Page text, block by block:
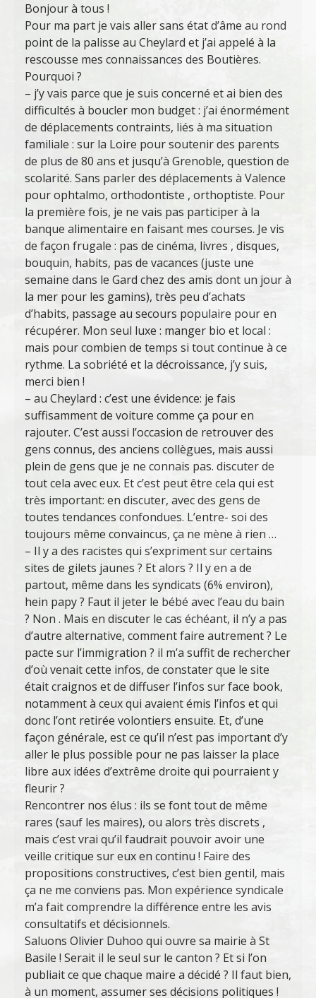
Bonjour à tous !
Pour ma part je vais aller sans état d’âme au rond
point de la palisse au Cheylard et j’ai appelé à la
rescousse mes connaissances des Boutières.
Pourquoi ?
– j’y vais parce que je suis concerné et ai bien des
difficultés à boucler mon budget : j’ai énormément
de déplacements contraints, liés à ma situation
familiale : sur la Loire pour soutenir des parents
de plus de 80 ans et jusqu’à Grenoble, question de
scolarité. Sans parler des déplacements à Valence
pour ophtalmo, orthodontiste , orthoptiste. Pour
la première fois, je ne vais pas participer à la
banque alimentaire en faisant mes courses. Je vis
de façon frugale : pas de cinéma, livres , disques,
bouquin, habits, pas de vacances (juste une
semaine dans le Gard chez des amis dont un jour à
la mer pour les gamins), très peu d’achats
d’habits, passage au secours populaire pour en
récupérer. Mon seul luxe : manger bio et local :
mais pour combien de temps si tout continue à ce
rythme. La sobriété et la décroissance, j’y suis,
merci bien !
– au Cheylard : c’est une évidence: je fais
suffisamment de voiture comme ça pour en
rajouter. C’est aussi l’occasion de retrouver des
gens connus, des anciens collègues, mais aussi
plein de gens que je ne connais pas. discuter de
tout cela avec eux. Et c’est peut être cela qui est
très important: en discuter, avec des gens de
toutes tendances confondues. L’entre- soi des
toujours même convaincus, ça ne mène à rien …
– Il y a des racistes qui s’expriment sur certains
sites de gilets jaunes ? Et alors ? Il y en a de
partout, même dans les syndicats (6% environ),
hein papy ? Faut il jeter le bébé avec l’eau du bain
? Non . Mais en discuter le cas échéant, il n’y a pas
d’autre alternative, comment faire autrement ? Le
pacte sur l’immigration ? il m’a suffit de rechercher
d’où venait cette infos, de constater que le site
était craignos et de diffuser l’infos sur face book,
notamment à ceux qui avaient émis l’infos et qui
donc l’ont retirée volontiers ensuite. Et, d’une
façon générale, est ce qu’il n’est pas important d’y
aller le plus possible pour ne pas laisser la place
libre aux idées d’extrême droite qui pourraient y
fleurir ?
Rencontrer nos élus : ils se font tout de même
rares (sauf les maires), ou alors très discrets ,
mais c’est vrai qu’il faudrait pouvoir avoir une
veille critique sur eux en continu ! Faire des
propositions constructives, c’est bien gentil, mais
ça ne me conviens pas. Mon expérience syndicale
m’a fait comprendre la différence entre les avis
consultatifs et décisionnels.
Saluons Olivier Duhoo qui ouvre sa mairie à St
Basile ! Serait il le seul sur le canton ? Et si l’on
publiait ce que chaque maire a décidé ? Il faut bien,
à un moment, assumer ses décisions politiques !